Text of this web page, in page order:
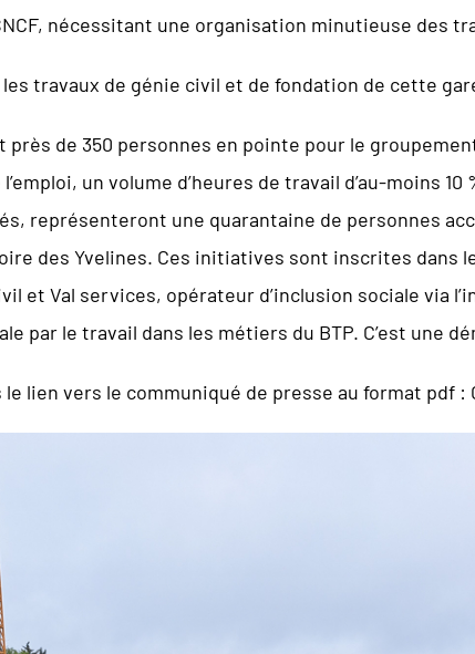
nécessitant une organisation minutieuse des
travaux de génie civil et de fondation de cette gare
de 350 personnes en pointe pour le
un volume d’heures de travail d’au-moins
représenteront une quarantaine de personnes
des Yvelines. Ces initiatives sont inscrites dans
et Val services, opérateur d’inclusion sociale via
par le travail dans les métiers du BTP. C’est une
lien vers le communiqué de presse au format pdf :